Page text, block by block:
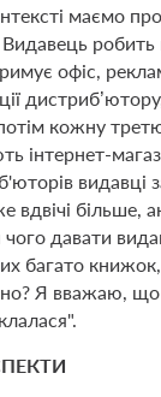
маємо
робить
офіс,
кожну
інтернет-
видавці
вдвічі більше,
давати
багато
Я вважаю, що